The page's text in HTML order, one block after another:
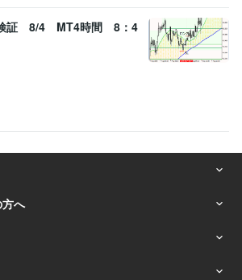
検証 8/4 MT4時間 8：4